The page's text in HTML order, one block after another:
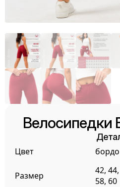
Велосипедки
Цвет бордо
Размер
42,
58, 60